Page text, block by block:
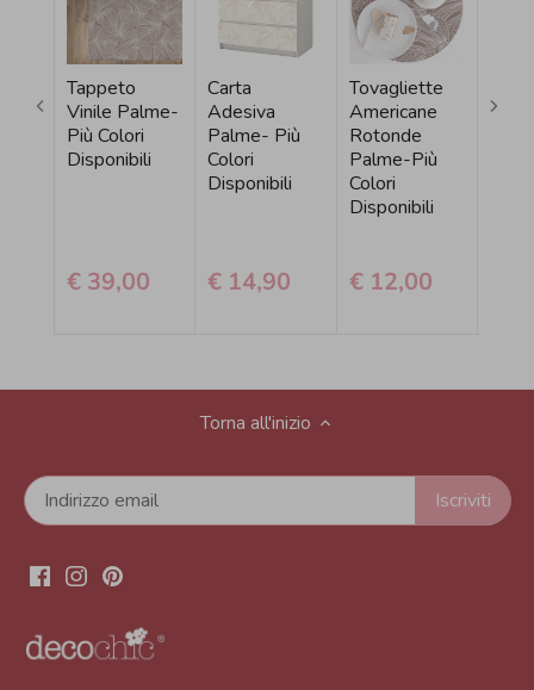
Tappeto
Vinile Palme-
Più Colori
Disponibili
€ 39,00
Carta
Adesiva
Palme- Più
Colori
Disponibili
€ 14,90
Tovagliette
Americane
Rotonde
Palme-Più
Colori
Disponibili
€ 12,00
Torna all'inizio